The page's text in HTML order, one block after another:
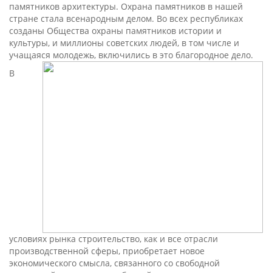
памятников архитектуры. Охрана памятников в нашей
стране стала всенародным делом. Во всех республиках
созданы Общества охраны памятников истории и
культуры, и миллионы советских людей, в том числе и
учащаяся молодежь, включились в это благородное дело.
В
условиях рынка строительство, как и все отрасли
производственной сферы, приобретает новое
экономического смысла, связанного со свободной